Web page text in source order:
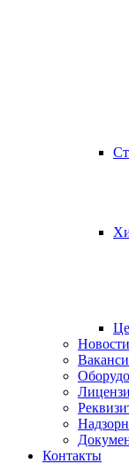
Новости
Контакты